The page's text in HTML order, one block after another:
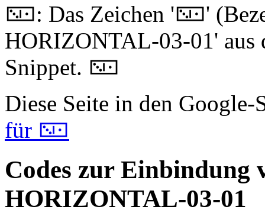
🁇: Das Zeichen '🁇'
HORIZONTAL-03-01'
Snippet. 🁇
Diese Seite in den Google-
für 🁇
Codes zur
HORIZONTAL-03-01